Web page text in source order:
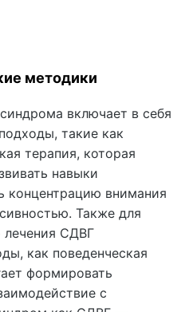
методики
включает в себя
такие как
терапия, которая
навыки
концентрацию внимания
Также для
лечения СДВГ
как поведенческая
формировать
с